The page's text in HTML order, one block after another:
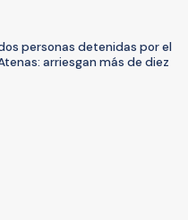
personas detenidas por el
arriesgan más de diez